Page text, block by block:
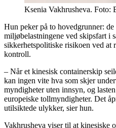
Ksenia Vakhrusheva. Foto:
Hun peker på to hovedgrunner:
miljøbelastningene ved skipsfart i
sikkerhetspolitiske risikoen ved at
kontroll.
– Når et kinesisk containerskip
kan ingen vite hva som skjer
myndigheter uten innsyn, og
europeiske tollmyndigheter. Det
utilsiktede ulykker, sier hun.
Vakhrusheva viser til at kinesiske